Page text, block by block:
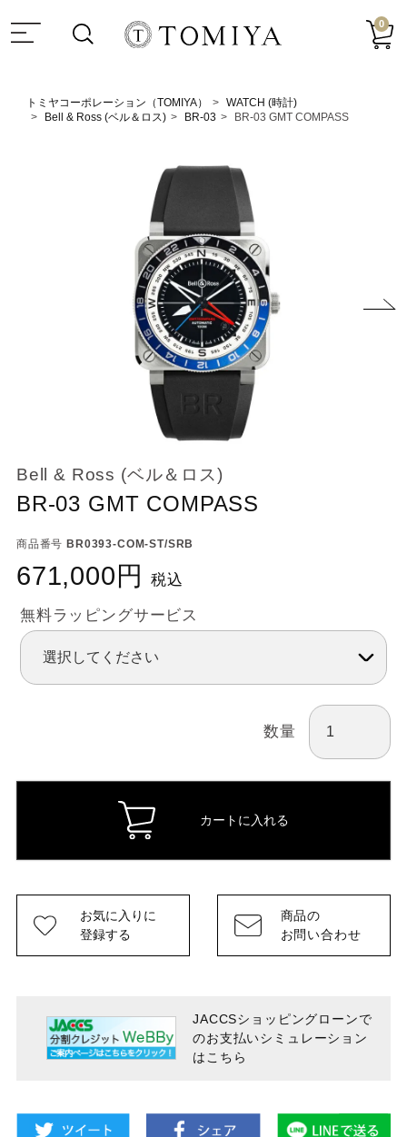
0
トミヤコーポレーション（TOMIYA）
WATCH (時計)
Bell & Ross (ベル＆ロス)
BR-03 BR-03 GMT COMPASS
Bell & Ross (ベル＆ロス)
BR-03 GMT COMPASS
商品番号 BR0393-COM-ST/SRB
671,000 税込
無料ラッピングサービス
数量
カートに入れる
お気に入りに
登録する
商品の
お問い合わせ
JACCSショッピングローンで
のお支払いシミュレーション
はこちら